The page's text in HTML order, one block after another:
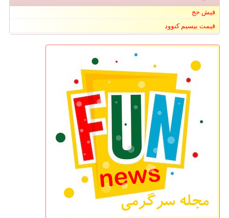
فیش حج
قیمت بیسیم کنوود